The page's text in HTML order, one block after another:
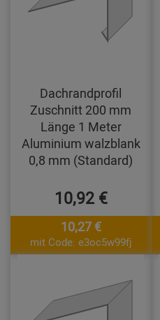
Dachrandprofil
Zuschnitt 200 mm
Länge 1 Meter
Aluminium walzblank
0,8 mm (Standard)
10,92 €
10,27 €
mit Code: e3oc5w99fj